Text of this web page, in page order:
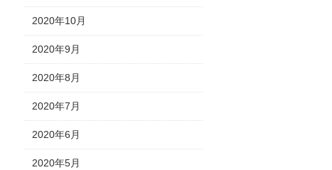
2020年10月
2020年9月
2020年8月
2020年7月
2020年6月
2020年5月